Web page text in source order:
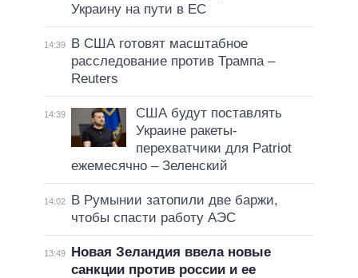
Украину на пути в ЕС
14:39
В США готовят масштабное
расследование против Трампа –
Reuters
14:39
США будут поставлять
Украине ракеты-
перехватчики для Patriot
ежемесячно – Зеленский
14:02
В Румынии затопили две баржи,
чтобы спасти работу АЭС
13:49
Новая Зеландия ввела новые
санкции против россии и ее